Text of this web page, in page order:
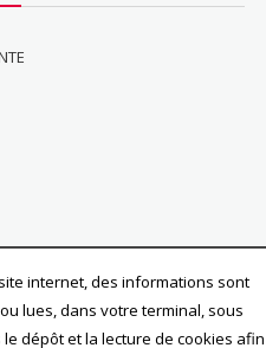
internet, des informations sont
lues, dans votre terminal, sous
dépôt et la lecture de cookies afin